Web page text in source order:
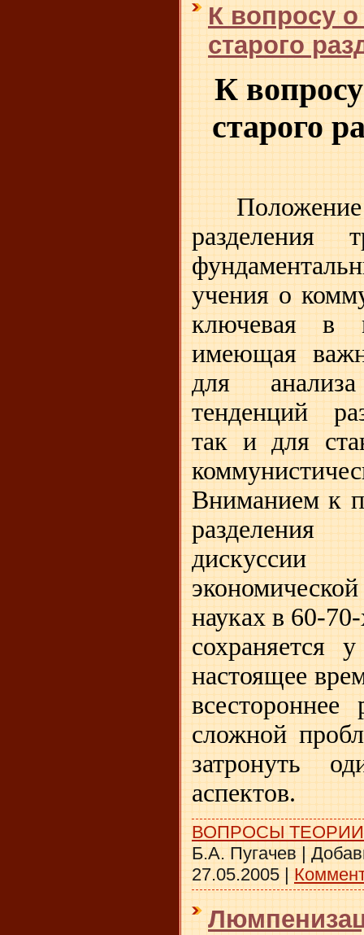
К вопросу
старого
К
старого
разделения
учения о
ключевая в
имеющая
для
тенденций
так и для
Вниманием к
науках в 60-
сохраняется
настоящее
всестороннее
сложной
затронуть
аспектов.
ВОПРОСЫ ТЕОРИИ
Б.А. Пугачев |
27.05.2005 |